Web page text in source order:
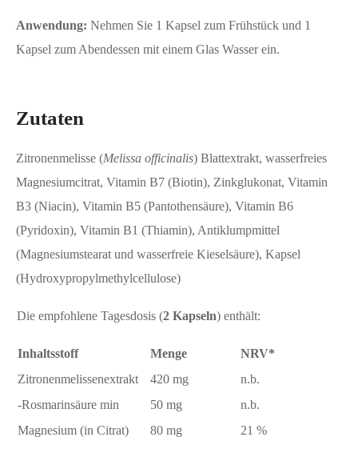
Anwendung: Nehmen Sie 1 Kapsel zum Frühstück und 1
Kapsel zum Abendessen mit einem Glas Wasser ein.
Zutaten
Zitronenmelisse (Melissa officinalis) Blattextrakt, wasserfreies
Magnesiumcitrat, Vitamin B7 (Biotin), Zinkglukonat, Vitamin
B3 (Niacin), Vitamin B5 (Pantothensäure), Vitamin B6
(Pyridoxin), Vitamin B1 (Thiamin), Antiklumpmittel
(Magnesiumstearat und wasserfreie Kieselsäure), Kapsel
(Hydroxypropylmethylcellulose)
Die empfohlene Tagesdosis (2 Kapseln) enthält:
Inhaltsstoff Menge
NRV*
Zitronenmelissenextrakt
420 mg
n.b.
-Rosmarinsäure min
50 mg
n.b.
Magnesium (in Citrat)
80 mg
21 %